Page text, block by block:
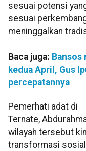
sesuai potensi
sesuai
meninggalkan
Baca juga: Bansos
kedua April, Gus
percepatannya
Pemerhati adat di
Ternate,
wilayah tersebut
transformasi sosial